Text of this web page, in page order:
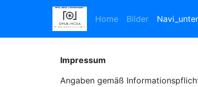
Home Bilder
Impressum
Angaben gemäß